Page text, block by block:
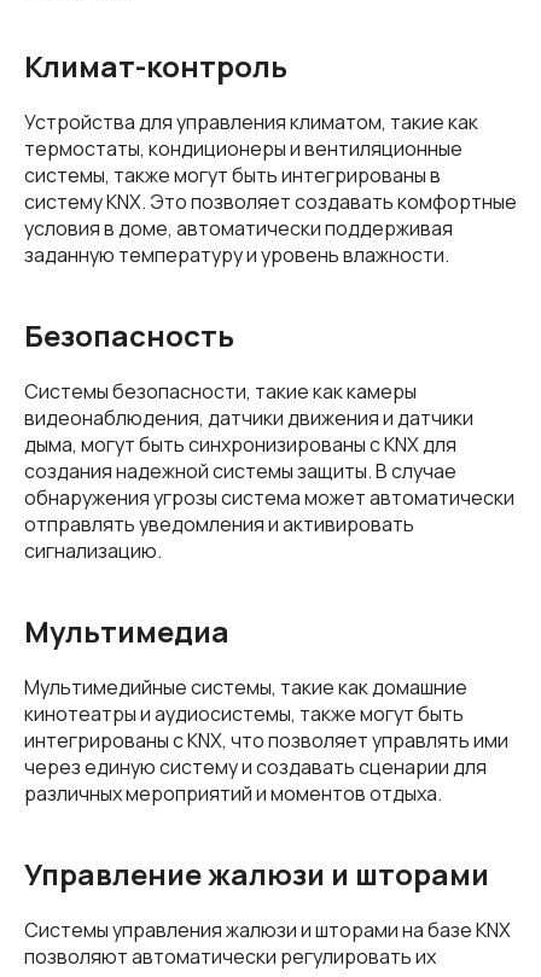
Климат-контроль
Устройства для управления климатом, такие как
термостаты, кондиционеры и вентиляционные
системы, также могут быть интегрированы в
систему KNX. Это позволяет создавать комфортные
условия в доме, автоматически поддерживая
заданную температуру и уровень влажности.
Безопасность
Системы безопасности, такие как камеры
видеонаблюдения, датчики движения и датчики
дыма, могут быть синхронизированы с KNX для
создания надежной системы защиты. В случае
обнаружения угрозы система может автоматически
отправлять уведомления и активировать
сигнализацию.
Мультимедиа
Мультимедийные системы, такие как домашние
кинотеатры и аудиосистемы, также могут быть
интегрированы с KNX, что позволяет управлять ими
через единую систему и создавать сценарии для
различных мероприятий и моментов отдыха.
Управление жалюзи и шторами
Системы управления жалюзи и шторами на базе KNX
позволяют автоматически регулировать их